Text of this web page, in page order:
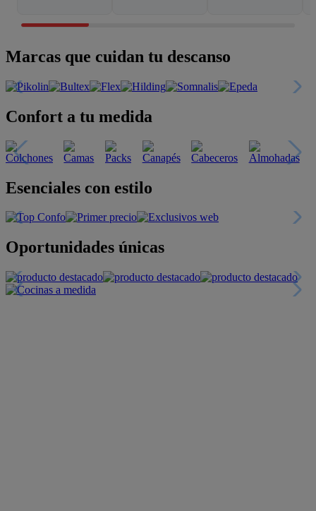
Marcas que cuidan tu descanso
Confort a tu medida
Esenciales con estilo
Oportunidades únicas